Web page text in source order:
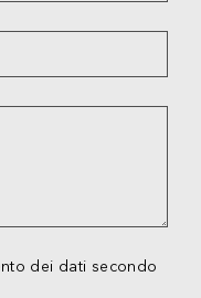
dei dati secondo